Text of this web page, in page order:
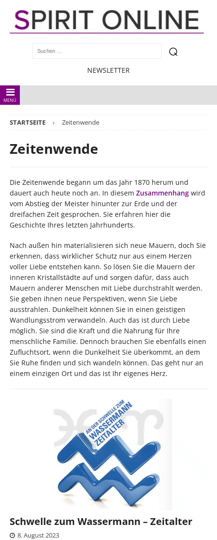
NEWSLETTER
MENÜ
STARTSEITE Zeitenwende
Zeitenwende
Die Zeitenwende begann um das Jahr 1870 herum und
dauert auch heute noch an. In diesem Zusammenhang wird
vom Abstieg der Meister hinunter zur Erde und der
dreifachen Zeit gesprochen. Sie erfahren hier die
Geschichte Ihres letzten Jahrhunderts.
Nach außen hin materialisieren sich neue Mauern, doch Sie
erkennen, dass wirklicher Schutz nur aus einem Herzen
voller Liebe entstehen kann. So lösen Sie die Mauern der
inneren Kristallstädte auf und sorgen dafür, dass auch
Mauern anderer Menschen mit Liebe durchstrahlt werden.
Sie geben ihnen neue Perspektiven, wenn Sie Liebe
ausstrahlen. Dunkelheit können Sie in einen geistigen
Wandlungsstrom verwandeln. Auch das ist durch Liebe
möglich. Sie sind die Kraft und die Nahrung für Ihre
menschliche Familie. Dennoch brauchen Sie ebenfalls einen
Zufluchtsort, wenn die Dunkelheit Sie überkommt, an dem
Sie Ruhe finden und sich wandeln können. Das geht nur an
einem einzigen Ort und das ist Ihr eigenes Herz.
Schwelle zum Wassermann – Zeitalter
8. August 2023